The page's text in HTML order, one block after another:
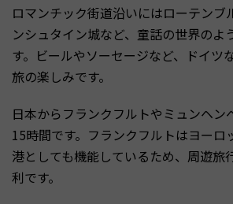
ロマンチック街道沿いにはローテンブ
ンシュタイン城など、童話の世界のよ
す。ビールやソーセージなど、ドイツ
旅の楽しみです。
日本からフランクフルトやミュンヘン
15時間です。フランクフルトはヨーロ
港としても機能しているため、周遊旅
利です。